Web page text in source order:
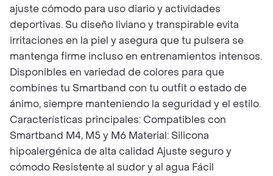
ajuste cómodo para uso diario y actividades
deportivas. Su diseño liviano y transpirable evita
irritaciones en la piel y asegura que tu pulsera se
mantenga firme incluso en entrenamientos intensos.
Disponibles en variedad de colores para que
combines tu Smartband con tu outfit o estado de
ánimo, siempre manteniendo la seguridad y el estilo.
Características principales: Compatibles con
Smartband M4, M5 y M6 Material: Silicona
hipoalergénica de alta calidad Ajuste seguro y
cómodo Resistente al sudor y al agua Fácil